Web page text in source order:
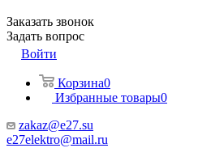
Заказать звонок
Задать вопрос
Войти
Корзина0
Избранные товары0
zakaz@e27.su
e27elektro@mail.ru